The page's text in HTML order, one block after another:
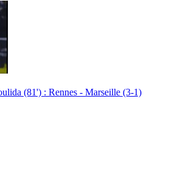
(81') : Rennes - Marseille (3-1)